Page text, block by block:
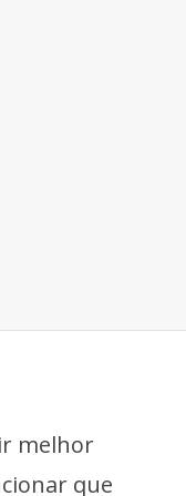
melhor
que